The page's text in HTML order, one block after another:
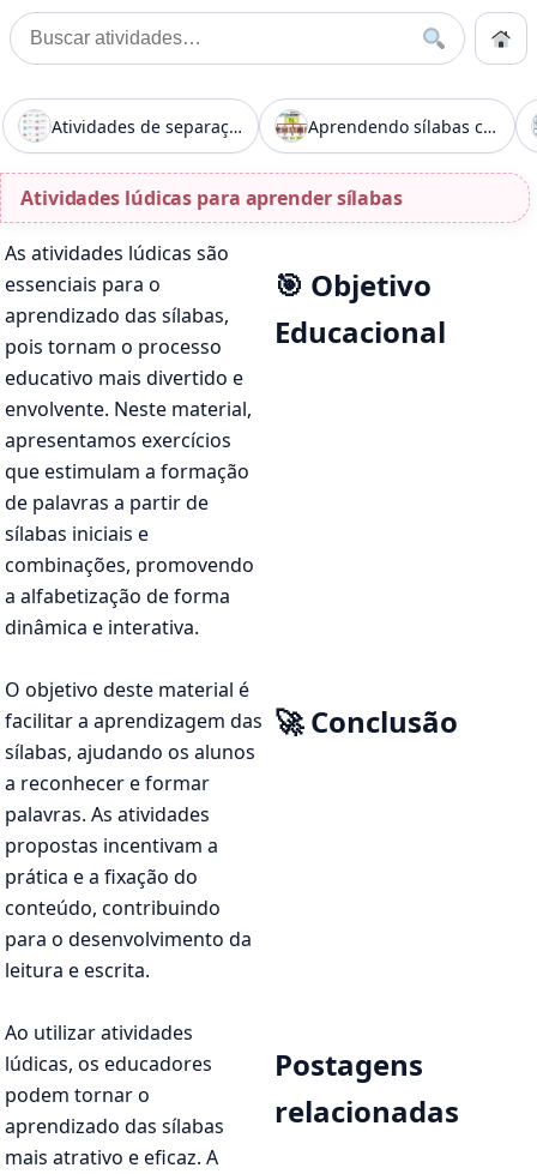
Pular para o conteúdo
Buscar por:
Buscar
Início
Atividades de separação de sílabas para crianças Aprendendo sílabas com BL, CL, FL e GL
Atividades lúdicas para aprender sílabas
As atividades lúdicas são
essenciais para o
aprendizado das sílabas,
pois tornam o processo
educativo mais divertido e
envolvente. Neste material,
apresentamos exercícios
que estimulam a formação
de palavras a partir de
sílabas iniciais e
combinações, promovendo
a alfabetização de forma
dinâmica e interativa.
🎯 Objetivo
Educacional
O objetivo deste material é
facilitar a aprendizagem das
sílabas, ajudando os alunos
a reconhecer e formar
palavras. As atividades
propostas incentivam a
prática e a fixação do
conteúdo, contribuindo
para o desenvolvimento da
leitura e escrita.
🚀 Conclusão
Ao utilizar atividades
lúdicas, os educadores
podem tornar o
aprendizado das sílabas
mais atrativo e eficaz. A
Postagens
relacionadas